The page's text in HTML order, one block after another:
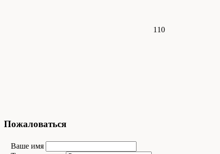
110
Пожаловаться
Ваше имя